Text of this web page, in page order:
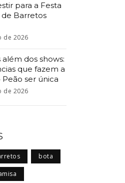
para a Festa
de Barretos
de 2026
dos shows:
que fazem a
Peão ser única
de 2026
bota